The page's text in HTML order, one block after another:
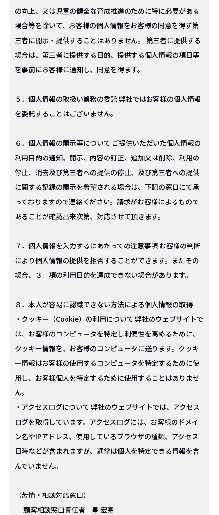
の向上、又は児童の健全な育成推進のために特に必要がある
場合等を除いて、お客様の個人情報をお客様の同意を得ず第
三者に開示・提供することはありません。 第三者に提供する
場合は、第三者に提供する目的、提供する個人情報の項目等
を事前にお客様に通知し、同意を得ます。
５．個人情報の取扱い業務の委託 弊社ではお客様の個人情報
を委託することはございません。
６．個人情報の開示等について ご提供いただいた個人情報の
利用目的の通知、開示、内容の訂正、追加又は削除、利用の
停止、消去及び第三者への提供の停止、及び第三者への提供
に関する記録の開示を希望される場合は、下記の窓口にて承
っておりますので連絡ください。請求がお客様によるもので
あることが確認出来次第、対応させて頂きます。
７．個人情報を入力するにあたっての注意事項 お客様の判断
により個人情報の提供を拒否することができます。またその
場合、３．項の利用目的を達成できない場合があります。
８．本人が容易に認識できない方法による個人情報の取得
・クッキー（Cookie）の利用について 弊社のウェブサイトで
は、お客様のコンピュータを特定し利便性を高めるために、
クッキー情報を、お客様のコンピュータに送ります。クッキ
ー情報はお客様の使用するコンピュータを特定するために使
用し、お客様個人を特定するために使用することはありませ
ん。
・アクセスログについて 弊社のウェブサイトでは、アクセス
ログを取得しています。アクセスログには、お客様のドメイ
ン名やIPアドレス、使用しているブラウザの種類、アクセス
日時などが含まれますが、通常は個人を特定できる情報を含
んでいません。
（苦情・相談対応窓口）
顧客相談窓口責任者 星 宏亮